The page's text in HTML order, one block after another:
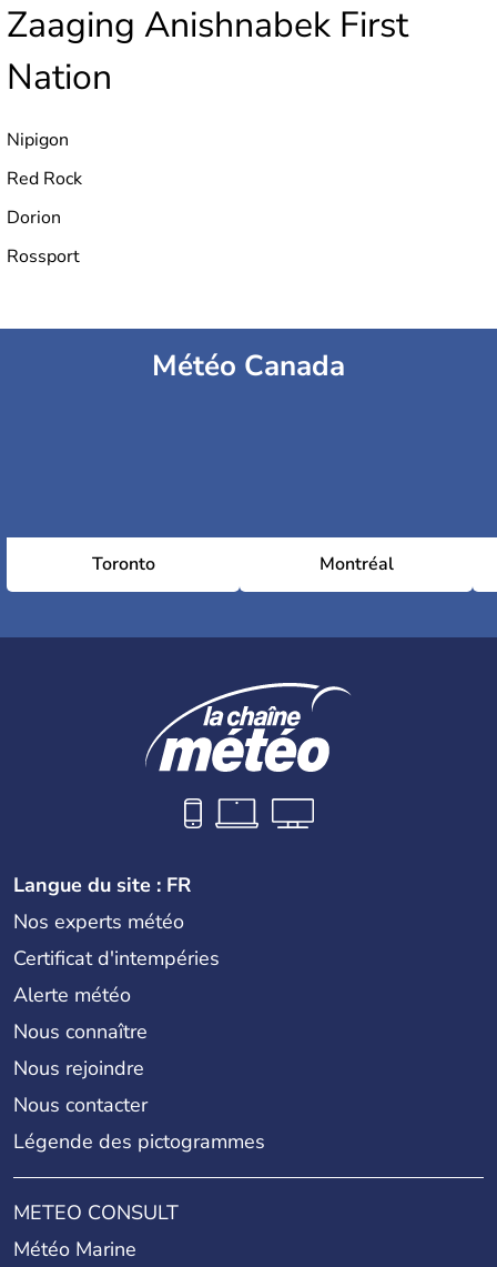
Zaaging Anishnabek First
Nation
Nipigon
Red Rock
Dorion
Rossport
Météo Canada
Toronto Montréal
Langue du site : FR
Nos experts météo
Certificat d'intempéries
Alerte météo
Nous connaître
Nous rejoindre
Nous contacter
Légende des pictogrammes
METEO CONSULT
Météo Marine